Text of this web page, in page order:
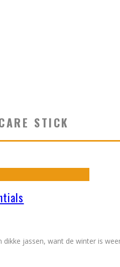
STICK
jassen, want de winter is